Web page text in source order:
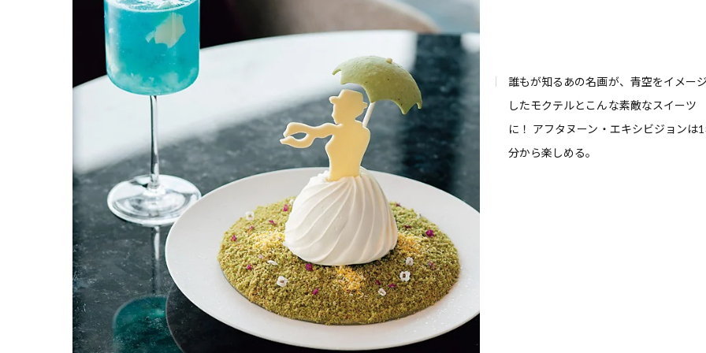
誰もが知るあの名画が、青空をイメー
したモクテルとこんな素敵なスイーツ
に！ アフタヌーン・エキシビジョンは
分から楽しめる。